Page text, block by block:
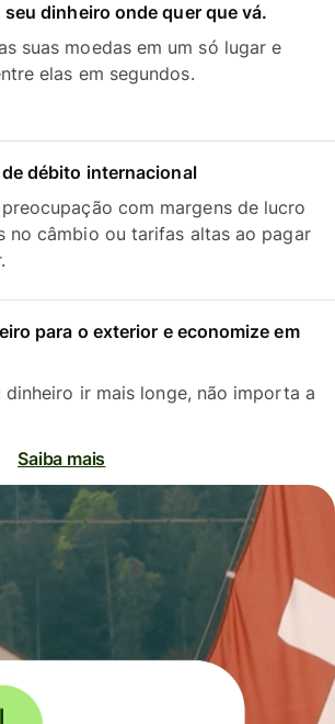
seu dinheiro onde quer que vá.
suas moedas em um só lugar e
elas em segundos.
débito internacional
com margens de lucro
no câmbio ou tarifas altas ao pagar
para o exterior e economize em
dinheiro ir mais longe, não importa a
Saiba mais